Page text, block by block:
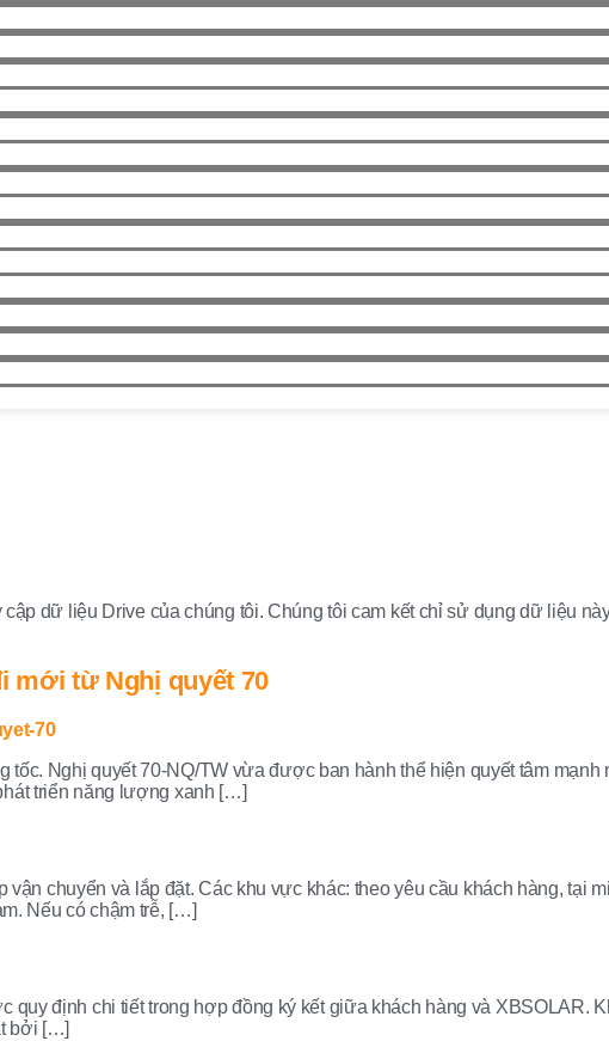
dữ liệu Drive của chúng tôi. Chúng tôi cam kết chỉ sử dụng dữ liệu
mới từ Nghị quyết 70
Nghị quyết 70-NQ/TW vừa được ban hành thể hiện quyết tâm mạnh
triển năng lượng xanh […]
chuyển và lắp đặt. Các khu vực khác: theo yêu cầu khách hàng, tại
Nếu có chậm trễ, […]
định chi tiết trong hợp đồng ký kết giữa khách hàng và XBSOLAR.
bởi […]